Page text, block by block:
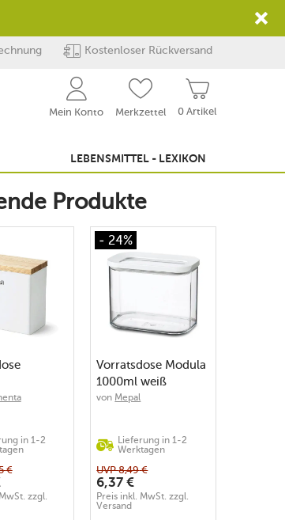
Kostenloser Rückversand
0 Artikel
Mein Konto Merkzettel
LEBENSMITTEL - LEXIKON
Produkte
in 1-2
€
zzgl.
- 24%
Vorratsdose Modula
1000ml weiß
von Mepal
Lieferung in 1-2
Werktagen
UVP8,49 €
6,37 €
Preis inkl. MwSt. zzgl.
Versand